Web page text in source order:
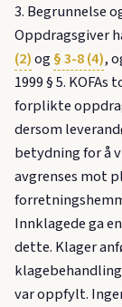
3. Begrunnelse
Oppdragsgiver
(2)og§ 3-8 (4),
1999 § 5.
forplikte
dersom
betydning for å
avgrenses mot
Innklagede ga
dette. Klager
var oppfylt.